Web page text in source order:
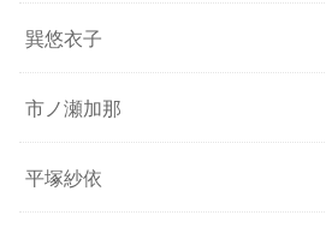
巽悠衣子
市ノ瀬加那
平塚紗依